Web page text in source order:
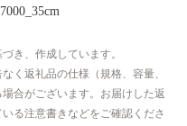
き、作成しています。
く返礼品の仕様（規格、容量、
合がございます。お届けした返
る注意書きなどをご確認くださ